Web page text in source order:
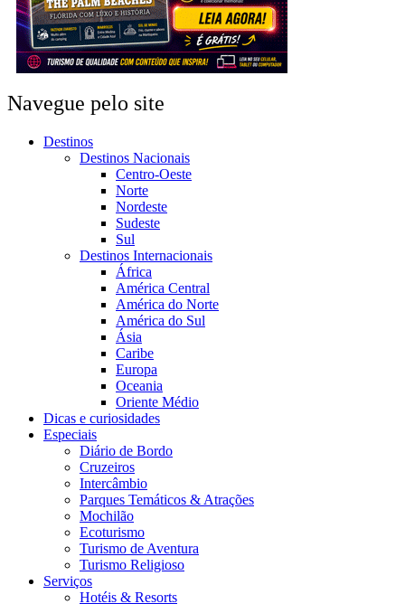
Navegue pelo site
Destinos
Destinos Nacionais
Centro-Oeste
Norte
Nordeste
Sudeste
Sul
Destinos Internacionais
África
América Central
América do Norte
América do Sul
Ásia
Caribe
Europa
Oceania
Oriente Médio
Dicas e curiosidades
Especiais
Diário de Bordo
Cruzeiros
Intercâmbio
Parques Temáticos & Atrações
Mochilão
Ecoturismo
Turismo de Aventura
Turismo Religioso
Serviços
Hotéis & Resorts